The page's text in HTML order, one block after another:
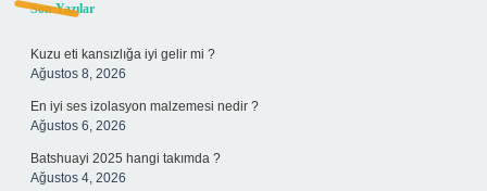
Sidebar
Son Yazılar
Kuzu eti kansızlığa iyi gelir mi ?
Ağustos 8, 2026
En iyi ses izolasyon malzemesi nedir ?
Ağustos 6, 2026
Batshuayi 2025 hangi takımda ?
Ağustos 4, 2026